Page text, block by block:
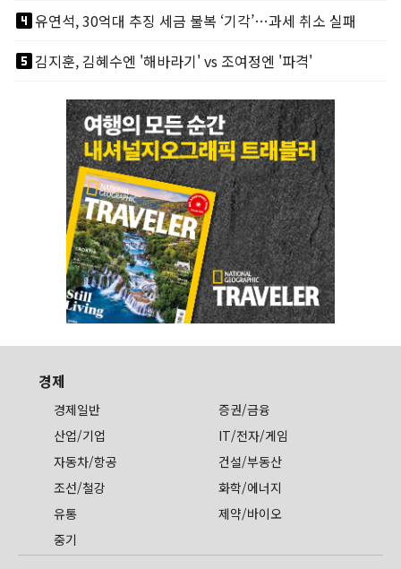
looks_4유연석, 30억대 추징 세금 불복 ‘기각’…과세 취소 실패
looks_5김지훈, 김혜수엔 '해바라기' vs 조여정엔 '파격'
경제
경제일반
증권/금융
산업/기업
IT/전자/게임
자동차/항공
건설/부동산
조선/철강
화학/에너지
유통
제약/바이오
중기